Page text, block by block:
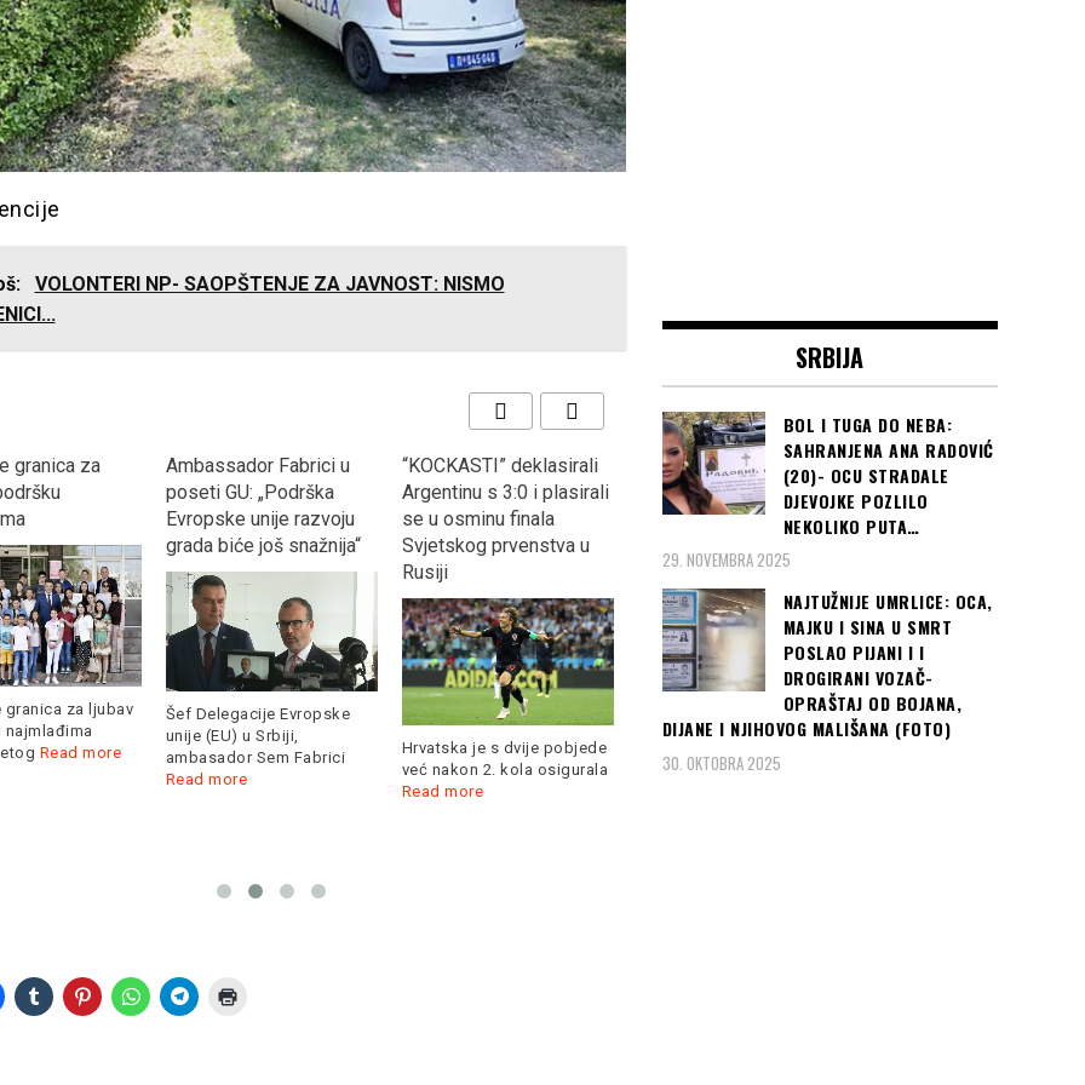
VOLONTERI NP- SAOPŠTENJE ZA JAVNOST: NISMO
granica za
granica za ljubav
Read more
Ambassador Fabrici u
poseti GU: „Podrška
Evropske unije razvoju
grada biće još snažnija“
Šef Delegacije Evropske
unije (EU) u Srbiji,
ambasador Sem Fabrici
Read more
“KOCKASTI” deklasirali
Argentinu s 3:0 i plasirali
se u osminu finala
Svjetskog prvenstva u
Rusiji
Hrvatska je s dvije pobjede
već nakon 2. kola osigurala
Read more
Fudbaleri FK Novi Pazar
1928 na korak su do
ostvarenja svog dvanest
plasiraju u Zonu Morava
Fudbaleri FK Novi Pazar
Nebo nije granica za
ljubav i podršku
najmlađima
Nebo nije granica za ljubav
i podršku najmlađima
SRBIJA
BOL I TUGA DO NEBA:
SAHRANJENA ANA RADOVIĆ
(20)- OCU STRADALE
DJEVOJKE POZLILO
NEKOLIKO PUTA…
29. NOVEMBRA 2025
NAJTUŽNIJE UMRLICE: OCA,
MAJKU I SINA U SMRT
POSLAO PIJANI I I
DROGIRANI VOZAČ-
OPRAŠTAJ OD BOJANA,
DIJANE I NJIHOVOG MALIŠANA (FOTO)
30. OKTOBRA 2025